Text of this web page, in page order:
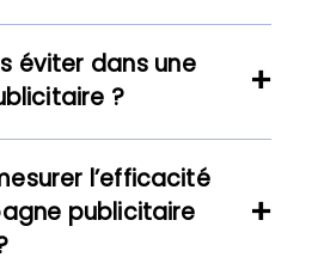
éviter dans une
?
l’efficacité
publicitaire